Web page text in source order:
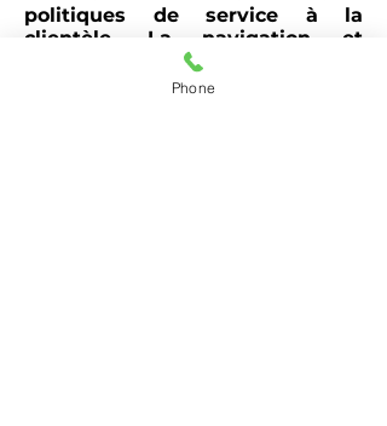
politiques de service à la
clientèle. La navigation et
l'interaction sur tout autre site
Web, y compris les sites Web
Phone